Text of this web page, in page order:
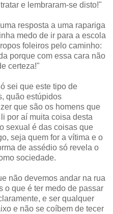
e lembraram-se disto!"
resposta a uma rapariga
medo de ir para a escola
foleiros pelo caminho:
porque com essa cara não
certeza!"
sei que este tipo de
quão estúpidos
que são os homens que
por aí muita coisa desta
sexual é das coisas que
seja quem for a vítima e o
de assédio só revela o
sociedade.
não devemos andar na rua
o que é ter medo de passar
e ser qualquer
e não se coíbem de tecer